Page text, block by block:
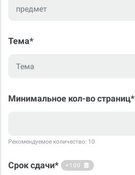
Тема*
Минимальное кол-во страниц*
Рекомендуемое количество: 10
Срок сдачи* +100